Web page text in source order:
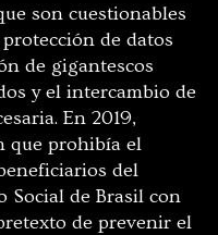
son cuestionables
de datos
de gigantescos
y el intercambio de
En 2019,
que prohibía el
del
Social de Brasil con
de prevenir el